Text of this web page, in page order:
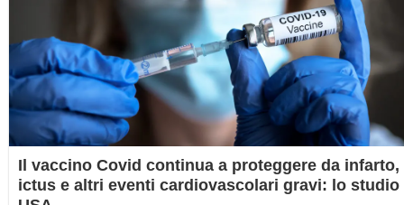
Il vaccino Covid continua a proteggere da infarto,
ictus e altri eventi cardiovascolari gravi: lo studio